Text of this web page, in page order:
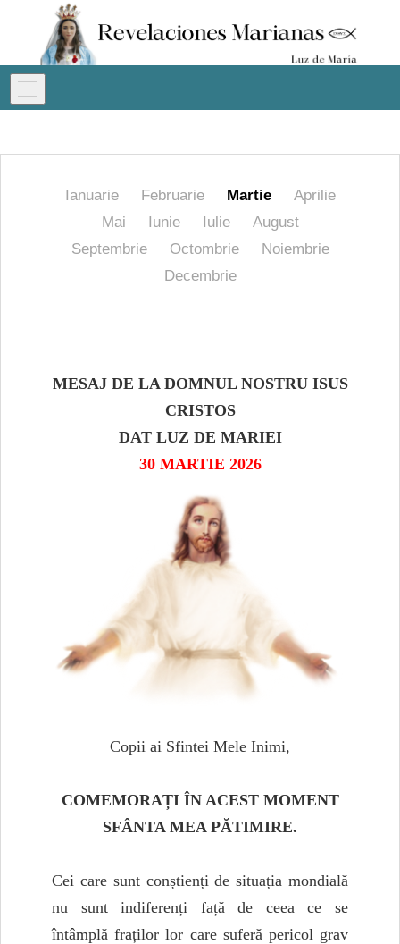
Ianuarie Februarie Martie
Aprilie
Mai
Iunie Iulie
August
Septembrie
Octombrie
Noiembrie
Decembrie
MESAJ DE LA DOMNUL NOSTRU ISUS
CRISTOS
DAT LUZ DE MARIEI
30 MARTIE 2026
Copii ai Sfintei Mele Inimi,
COMEMORAȚI ÎN ACEST MOMENT
SFÂNTA MEA PĂTIMIRE.
Cei care sunt conștienți de situația mondială
nu sunt indiferenți față de ceea ce se
întâmplă fraților lor care suferă pericol grav